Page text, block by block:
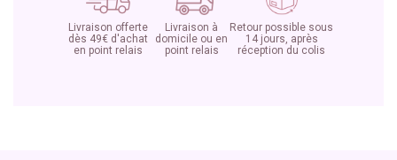
Livraison offerte
dès 49€ d'achat
en point relais
Livraison à
domicile ou en
point relais
Retour possible sous
14 jours, après
réception du colis